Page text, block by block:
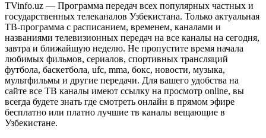
TVinfo.uz — Программа передач всех популярных частных и
государственных телеканалов Узбекистана. Только актуальная
ТВ-программа с расписанием, временем, каналами и
названиями телевизионных передач на все каналы на сегодня,
завтра и ближайшую неделю. Не пропустите время начала
любимых фильмов, сериалов, спортивных трансляций
футбола, баскетбола, ufc, mma, бокс, новости, музыка,
мультфильмы и другие передачи. Для вашего удобства на
сайте все ТВ каналы имеют ссылку на просмотр online, вы
всегда будете знать где смотреть онлайн в прямом эфире
бесплатно или платно лучшие тв каналы вещающие в
Узбекистане.